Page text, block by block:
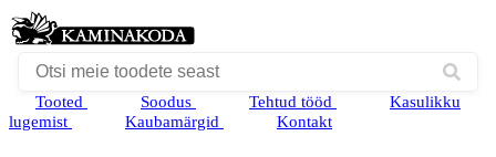
Tooted Soodus Tehtud tööd
Kasulikku
lugemist
Kaubamärgid Kontakt